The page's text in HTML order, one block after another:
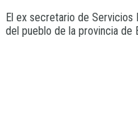
El ex secretario de Servicios
del pueblo de la provincia de